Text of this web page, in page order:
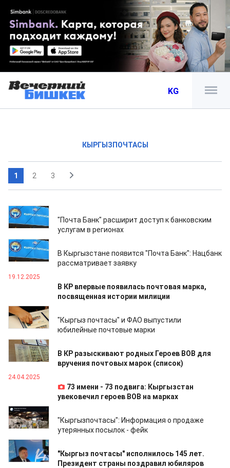
KG
КЫРГЫЗПОЧТАСЫ
1 2 3
05.07.2026
"Почта Банк" расширит доступ к банковским
услугам в регионах
08.01.2026
В Кыргызстане появится "Почта Банк": Нацбанк
рассматривает заявку
19.12.2025
В КР впервые появилась почтовая марка,
посвященная истории милиции
17.10.2025
"Кыргыз почтасы" и ФАО выпустили
юбилейные почтовые марки
15.05.2025
В КР разыскивают родных Героев ВОВ для
вручения почтовых марок (список)
24.04.2025
73 имени - 73 подвига: Кыргызстан
увековечил героев ВОВ на марках
25.02.2025
"Кыргызпочтасы": Информация о продаже
утерянных посылок - фейк
12.10.2024
"Кыргыз почтасы" исполнилось 145 лет.
Президент страны поздравил юбиляров